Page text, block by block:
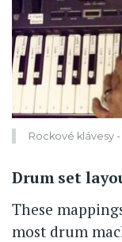
Rockové klávesy -
Drum set
These
most drum